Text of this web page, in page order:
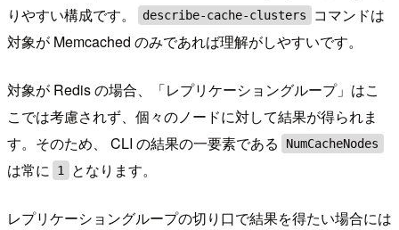
りやすい構成です。
describe-cache-clusters
コマンドは
対象が Memcached のみであれば理解がしやすいです。
対象が Redis の場合、「レプリケーショングループ」はこ
こでは考慮されず、個々のノードに対して結果が得られま
す。そのため、 CLI の結果の一要素である
NumCacheNodes
は常に 1 となります。
レプリケーショングループの切り口で結果を得たい場合には